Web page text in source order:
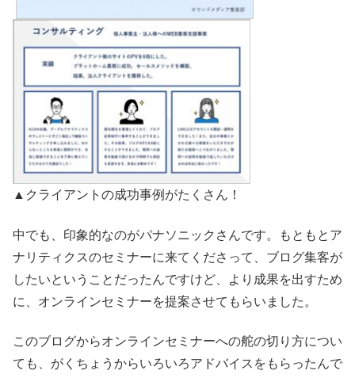
▲クライアントの成功事例がたくさん！
中でも、印象的なのがパナソニックさんです。もともとア
ナリティクスのセミナーに来てくださって、ブログ集客が
したいということだったんですけど、より成果を出すため
に、オンラインセミナーを提案させてもらいました。
このブログからオンラインセミナーへの舵の切り方につい
ても、がくちょうからいろいろアドバイスをもらったんで